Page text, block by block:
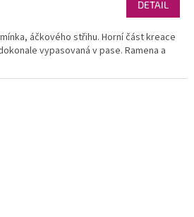
DETAIL
áčkového střihu. Horní část kreace
vypasovaná v pase. Ramena a